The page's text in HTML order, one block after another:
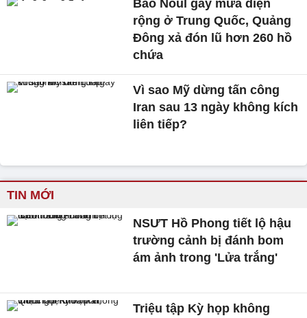
Bão Noul gây mưa diện
rộng ở Trung Quốc, Quảng
Đông xả đón lũ hơn 260 hồ
chứa
Vì sao Mỹ dừng tấn công
Iran sau 13 ngày không kích
liên tiếp?
TIN MỚI
NSƯT Hồ Phong tiết lộ hậu
trường cảnh bị đánh bom
ám ảnh trong 'Lửa trắng'
Triệu tập Kỳ họp không